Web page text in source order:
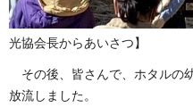
光協会長からあいさつ】
その後、皆さんで、ホタルの
放流しました。